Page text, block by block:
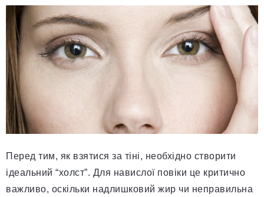
Перед тим, як взятися за тіні, необхідно створити
ідеальний “холст”. Для навислої повіки це критично
важливо, оскільки надлишковий жир чи неправильна